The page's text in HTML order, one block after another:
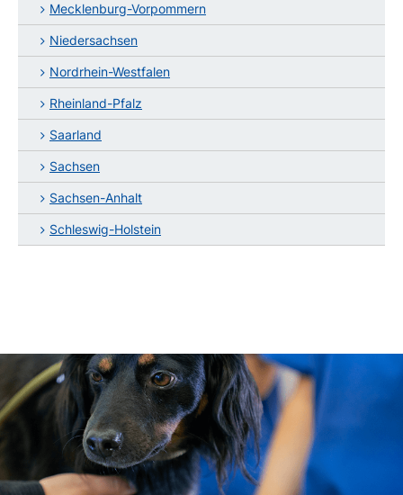
Mecklenburg-Vorpommern
Niedersachsen
Nordrhein-Westfalen
Rheinland-Pfalz
Saarland
Sachsen
Sachsen-Anhalt
Schleswig-Holstein